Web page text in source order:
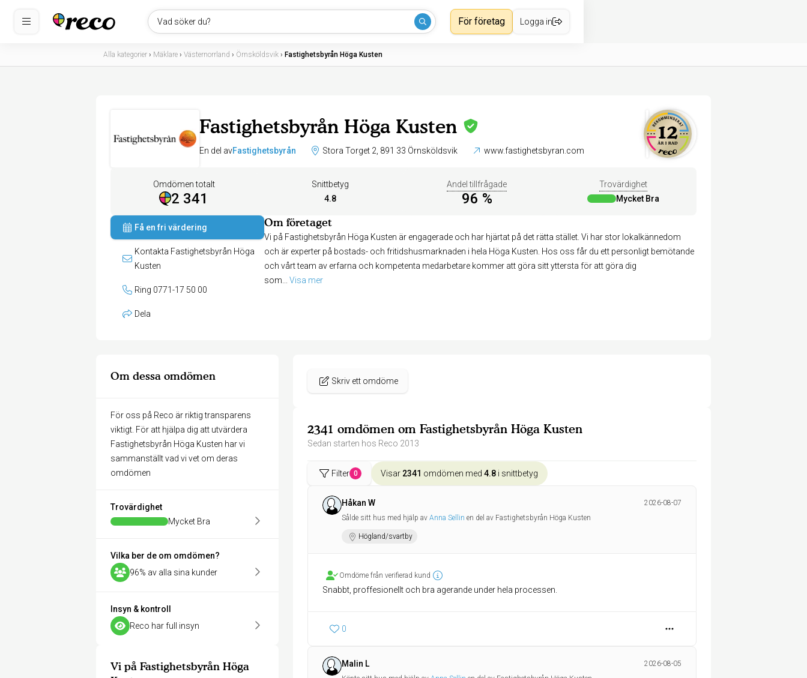
Vad söker du? För företag Logga in
Alla kategorier › Mäklare › Västernorrland › Örnsköldsvik › Fastighetsbyrån Höga Kusten
Fastighetsbyrån Höga Kusten
En del avFastighetsbyrån Stora Torget 2, 891 33 Örnsköldsvik www.fastighetsbyran.com
Omdömen totalt
2 341
Snittbetyg
4.8
Andel tillfrågade
96 %
Trovärdighet
Mycket Bra
Få en fri värdering
Kontakta Fastighetsbyrån Höga
Kusten
Ring 0771-17 50 00
Dela
Om företaget
Vi på Fastighetsbyrån Höga Kusten är engagerade och har hjärtat på det rätta stället. Vi har stor lokalkännedom
och är experter på bostads- och fritidshusmarknaden i hela Höga Kusten. Hos oss får du ett personligt bemötande
och vårt team av erfarna och kompetenta medarbetare kommer att göra sitt yttersta för att göra dig
som
Visa mer
Om dessa omdömen
För oss på Reco är riktig transparens
viktigt. För att hjälpa dig att utvärdera
Fastighetsbyrån Höga Kusten har vi
sammanställt vad vi vet om deras
omdömen
Trovärdighet
Mycket Bra
Vilka ber de om omdömen?
96% av alla sina kunder
Insyn & kontroll
Reco har full insyn
Vi på Fastighetsbyrån Höga
Skriv ett omdöme
2341 omdömen om Fastighetsbyrån Höga Kusten
Sedan starten hos Reco 2013
Filter 0 Visar 2341 omdömen med 4.8 i snittbetyg
Håkan W
2026-08-07
Sålde sitt hus med hjälp av Anna Sellin en del av Fastighetsbyrån Höga Kusten
Högland/svartby
Omdöme från verifierad kund
Snabbt, proffesionellt och bra agerande under hela processen.
0
Malin L
2026-08-05